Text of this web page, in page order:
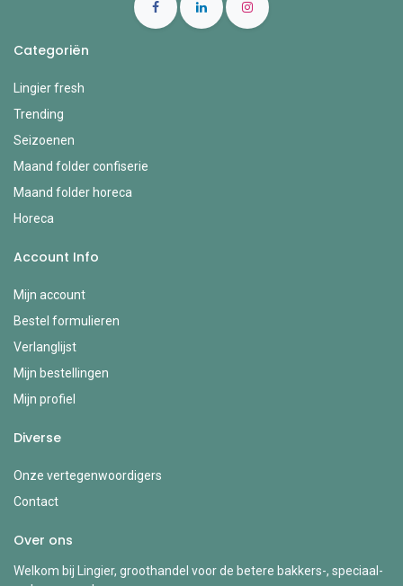
Categoriën
Lingier fresh
Trending
Seizoenen
Maand folder confiserie
Maand folder horeca
Horeca
Account Info
Mijn account
Bestel formulieren
Verlanglijst
Mijn bestellingen
Mijn profiel
Diverse
Onze vertegenwoordigers
Contact
Over ons
Welkom bij Lingier, groothandel voor de betere bakkers-, speciaal-